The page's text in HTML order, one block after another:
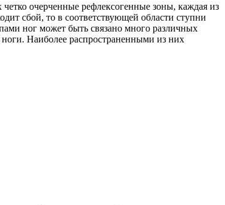
очерченные рефлексогенные зоны, каждая из
сбой, то в соответствующей области ступни
ног может быть связано много различных
Наиболее распространенными из них